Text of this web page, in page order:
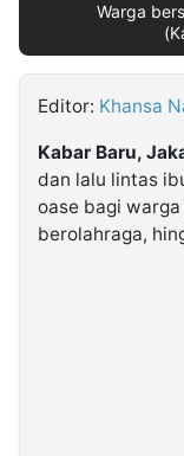
Kabarbaru.co
Warga
Editor: Khansa
Kabar Baru,
dan lalu lintas
oase bagi
berolahraga,